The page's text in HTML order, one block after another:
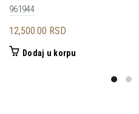
961944
12,500.00 RSD
Dodaj u korpu